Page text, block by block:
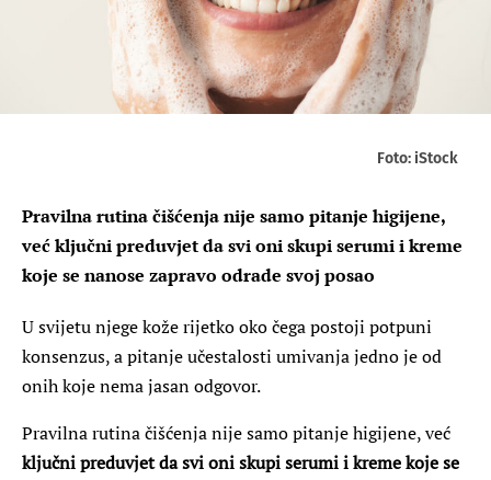
Foto: iStock
Pravilna rutina čišćenja nije samo pitanje higijene,
već ključni preduvjet da svi oni skupi serumi i kreme
koje se nanose zapravo odrade svoj posao
U svijetu njege kože rijetko oko čega postoji potpuni
konsenzus, a pitanje učestalosti umivanja jedno je od
onih koje nema jasan odgovor.
Pravilna rutina čišćenja nije samo pitanje higijene, već
ključni preduvjet da svi oni skupi serumi i kreme koje se